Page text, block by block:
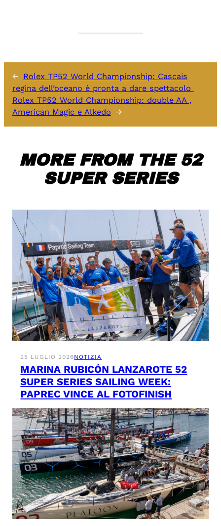
← Rolex TP52 World Championship: Cascais
regina dell’oceano è pronta a dare spettacolo
Rolex TP52 World Championship: double AA ,
American Magic e Alkedo →
MORE FROM THE 52
SUPER SERIES
25 LUGLIO 2026NOTIZIA
MARINA RUBICÓN LANZAROTE 52
SUPER SERIES SAILING WEEK:
PAPREC VINCE AL FOTOFINISH